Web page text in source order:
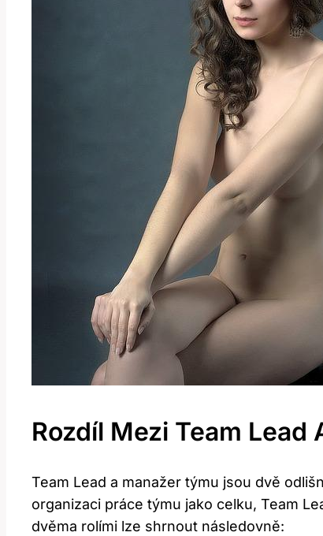
Rozdíl⁢ Mezi Team ‌Lead
Team Lead a manažer týmu jsou dvě
organizaci práce týmu jako​ celku,‍ Team⁣
dvěma rolími ⁤lze shrnout následovně: